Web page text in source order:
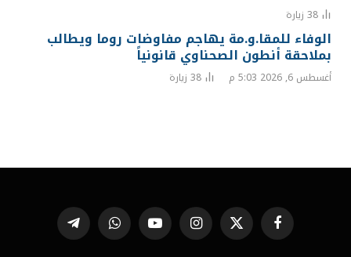
38 زيارة
الوفاء للمقا.و.مة يهاجم مفاوضات روما ويطالب
بملاحقة أنطون الصحناوي قانونياً
أغسطس 6, 2026 5:03 م 38 زيارة
فيسبوك X
(Twitter)
الانستغراميوتيوب واتساب تيلقرام